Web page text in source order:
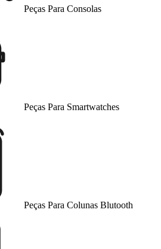
Peças Para Consolas
Peças Para Smartwatches
Peças Para Colunas Blutooth